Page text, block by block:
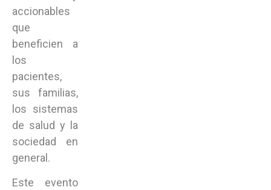
accionables
que
beneficien a
los
pacientes,
sus familias,
los sistemas
de salud y la
sociedad en
general.
Este evento